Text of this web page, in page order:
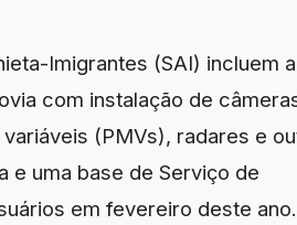
Imigrantes (SAI) incluem
com instalação de
(PMVs), radares e
e uma base de Serviço de
em fevereiro deste ano.